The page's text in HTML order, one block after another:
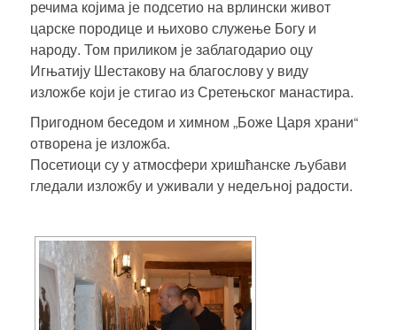
речима којима је подсетио на врлински живот
царске породице и њихово служење Богу и
народу. Том приликом је заблагодарио оцу
Игњатију Шестакову на благослову у виду
изложбе који је стигао из Сретењског манастира.
Пригодном беседом и химном „Боже Царя храни“
отворена је изложба.
Посетиоци су у атмосфери хришћанске љубави
гледали изложбу и уживали у недељној радости.